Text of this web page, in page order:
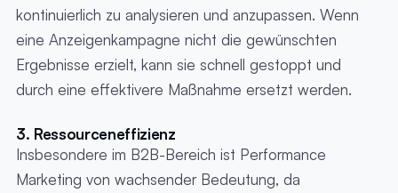
kontinuierlich zu analysieren und anzupassen. Wenn
eine Anzeigenkampagne nicht die gewünschten
Ergebnisse erzielt, kann sie schnell gestoppt und
durch eine effektivere Maßnahme ersetzt werden.
3. Ressourceneffizienz
Insbesondere im B2B-Bereich ist Performance
Marketing von wachsender Bedeutung, da